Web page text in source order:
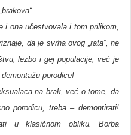
i ona učestvovala i tom prilikom,
da je svrha ovog „rata“, ne
lezbo i gej populacije, već je
porodice!
na brak, već o tome, da
porodicu, treba – demontirati!
u klasičnom obliku. Borba